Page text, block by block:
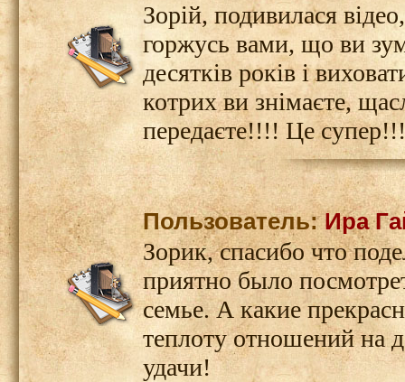
Зорій, подивилася
горжусь вами, що ви
десятків років і
котрих ви знімаєте,
передаєте!!!! Це супер!!!
Пользователь:Ира
Зорик, спасибо что
приятно было
семье. А какие
теплоту отношений на
удачи!